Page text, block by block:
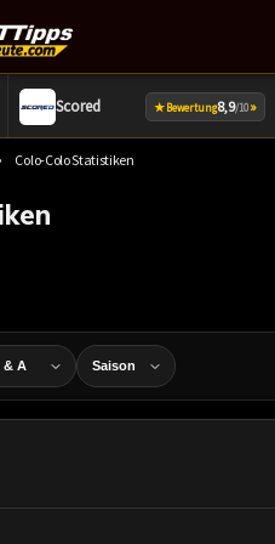
Scored ★Bewertung8,9/10»
Colo-Colo Statistiken